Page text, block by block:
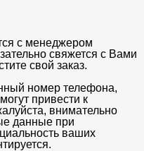
с менеджером
свяжется с Вами
свой заказ.
номер телефона,
привести к
внимательно
данные при
ваших